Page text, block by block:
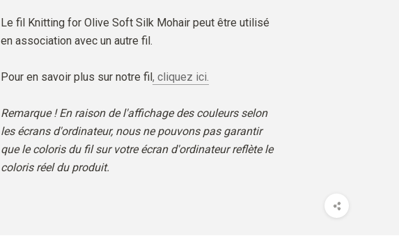
Le fil Knitting for Olive Soft Silk Mohair peut être utilisé
en association avec un autre fil.
Pour en savoir plus sur notre fil , cliquez ici.
Remarque ! En raison de l'affichage des couleurs selon
les écrans d'ordinateur, nous ne pouvons pas garantir
que le coloris du fil sur votre écran d'ordinateur reflète le
coloris réel du produit.